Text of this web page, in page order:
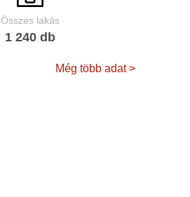
Összes lakás
1 240 db
Még több adat >